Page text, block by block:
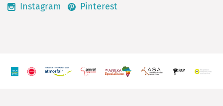
Instagram
Pinterest